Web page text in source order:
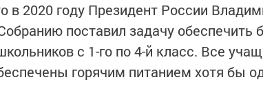
в 2020 году Президент России
поставил задачу обеспечить
с 1-го по 4-й класс. Все
горячим питанием хотя бы